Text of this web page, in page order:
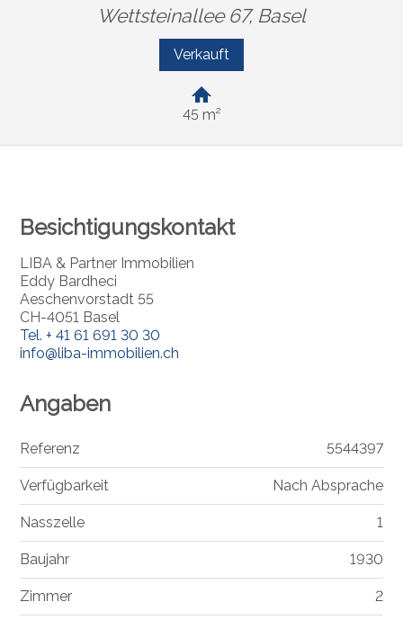
Wettsteinallee 67, Basel
Verkauft
45 m²
Besichtigungskontakt
LIBA & Partner Immobilien
Eddy Bardheci
Aeschenvorstadt 55
CH-4051 Basel
Tel.+ 41 61 691 30 30
info@liba-immobilien.ch
Angaben
Referenz 5544397
Verfügbarkeit Nach Absprache
Nasszelle 1
Baujahr 1930
Zimmer 2